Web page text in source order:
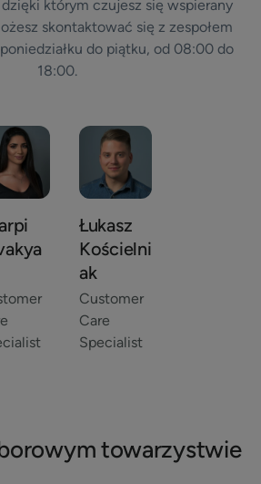
którym czujesz się wspierany
skontaktować się z zespołem
do piątku, od 08:00 do
18:00.
Łukasz
Kościelni
ak
Customer
Care
Specialist
towarzystwie